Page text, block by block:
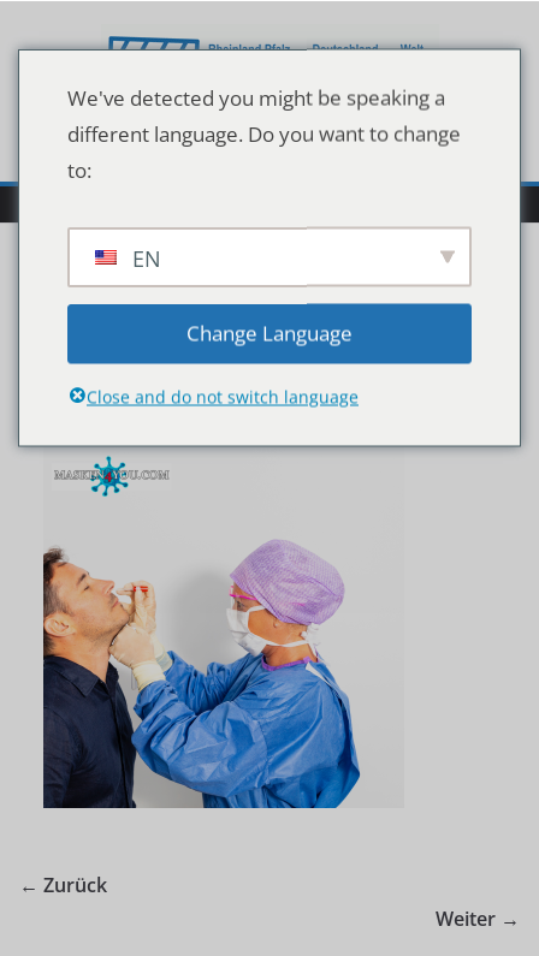
Inhalt
shutterstock_169060773
← Zurück
Weiter →
We've detected you might be speaking a
different language. Do you want to change
to:
EN
Change Language
Close and do not switch language